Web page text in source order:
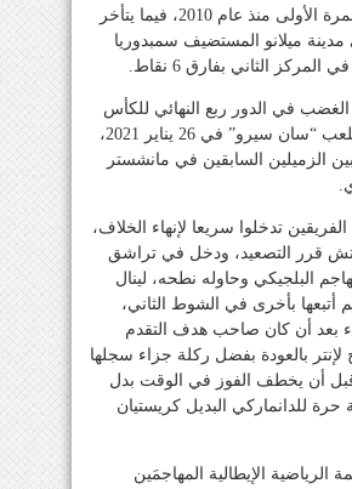
للفوز باللقب للمرة الأولى منذ عام 2010، فيما يتأخر
ميلانو المستضيف سمبدوريا
الثاني بفارق 6 نقاط.
في الدور ربع النهائي للكأس
المحلية على ملعب “سان سيرو” في 26 يناير 2021،
الزميلين السابقين في مانشستر
تدخلوا سريعا لإنهاء الخلاف،
قرر التصعيد، ودخل في تراشق
البلجيكي وحاوله نطحه، لينال
أتبعها بأخرى في الشوط الثاني،
بعد أن كان صاحب هدف التقدم
لإنتر بالعودة بفضل ركلة جزاء سجلها
قبل أن يخطف الفوز في الوقت بدل
حرة للدانماركي البديل كريستيان
الرياضية الإيطالية المهاجمَين